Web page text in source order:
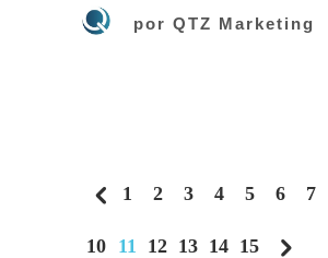
por QTZ Marketing
1 2 3 4 5 6 7
10 11 12 13 14 15